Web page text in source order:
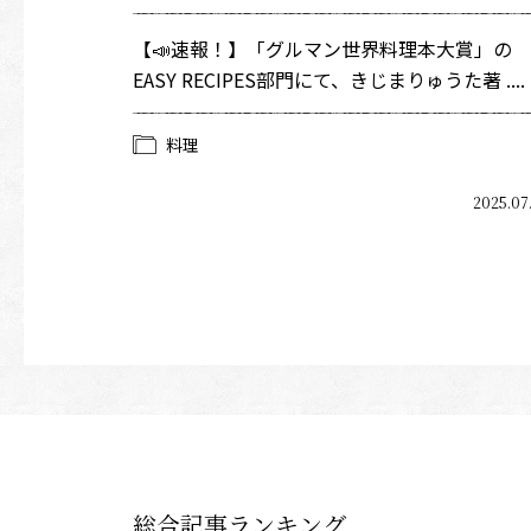
【📣速報！】「グルマン世界料理本大賞」の
EASY RECIPES部門にて、きじまりゅうた著 ....
料理
総合記事ランキング